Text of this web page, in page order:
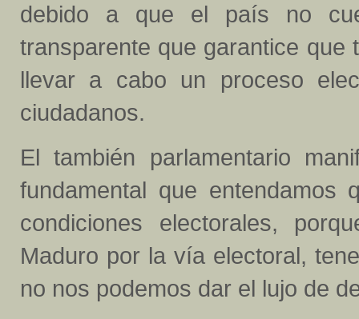
debido a que el país no
transparente que garantice que
llevar a cabo un proceso
ciudadanos.
El también parlamentario
fundamental que
condiciones electorales,
Maduro por la vía electoral,
no nos podemos dar el lujo de